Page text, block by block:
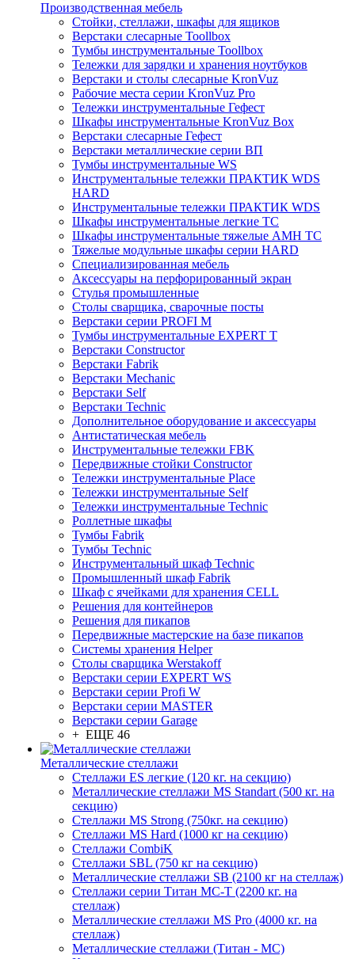
Производственная мебель
Стойки, стеллажи, шкафы для ящиков
Верстаки слесарные Toollbox
Тумбы инструментальные Toollbox
Тележки для зарядки и хранения ноутбуков
Верстаки и столы слесарные KronVuz
Рабочие места серии KronVuz Pro
Тележки инструментальные Гефест
Шкафы инструментальные KronVuz Box
Верстаки слесарные Гефест
Верстаки металлические серии ВП
Тумбы инструментальные WS
Инструментальные тележки ПРАКТИК WDS
HARD
Инструментальные тележки ПРАКТИК WDS
Шкафы инструментальные легкие ТС
Шкафы инструментальные тяжелые AMH TC
Тяжелые модульные шкафы серии HARD
Cпециализированная мебель
Аксессуары на перфорированный экран
Стулья промышленные
Столы сварщика, сварочные посты
Верстаки серии PROFI M
Тумбы инструментальные EXPERT T
Верстаки Constructor
Верстаки Fabrik
Верстаки Mechanic
Верстаки Self
Верстаки Technic
Дополнительное оборудование и аксессуары
Антистатическая мебель
Инструментальные тележки FBK
Передвижные стойки Constructor
Тележки инструментальные Place
Тележки инструментальные Self
Тележки инструментальные Technic
Роллетные шкафы
Тумбы Fabrik
Тумбы Technic
Инструментальный шкаф Technic
Промышленный шкаф Fabrik
Шкаф с ячейками для хранения CELL
Решения для контейнеров
Решения для пикапов
Передвижные мастерские на базе пикапов
Системы хранения Helper
Столы сварщика Werstakoff
Верстаки серии EXPERT WS
Верстаки серии Profi W
Верстаки серии MASTER
Верстаки серии Garage
+ ЕЩЕ 46
Металлические стеллажи
Стеллажи ES легкие (120 кг. на секцию)
Металлические стеллажи MS Standart (500 кг. на
секцию)
Стеллажи MS Strong (750кг. на секцию)
Стеллажи MS Hard (1000 кг на секцию)
Стеллажи CombiK
Стеллажи SBL (750 кг на секцию)
Металлические стеллажи SB (2100 кг на стеллаж)
Стеллажи серии Титан МС-Т (2200 кг. на
стеллаж)
Металлические стеллажи MS Pro (4000 кг. на
стеллаж)
Металлические стеллажи (Титан - МС)